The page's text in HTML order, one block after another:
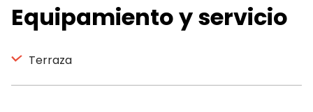
Equipamiento y servicio
Terraza